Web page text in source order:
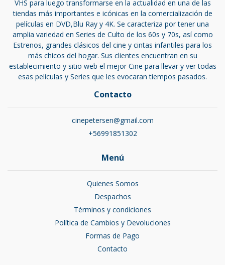
VHS para luego transformarse en la actualidad en una de las
tiendas más importantes e icónicas en la comercialización de
películas en DVD,Blu Ray y 4K. Se caracteriza por tener una
amplia variedad en Series de Culto de los 60s y 70s, así como
Estrenos, grandes clásicos del cine y cintas infantiles para los
más chicos del hogar. Sus clientes encuentran en su
establecimiento y sitio web el mejor Cine para llevar y ver todas
esas películas y Series que les evocaran tiempos pasados.
Contacto
cinepetersen@gmail.com
+56991851302
Menú
Quienes Somos
Despachos
Términos y condiciones
Política de Cambios y Devoluciones
Formas de Pago
Contacto